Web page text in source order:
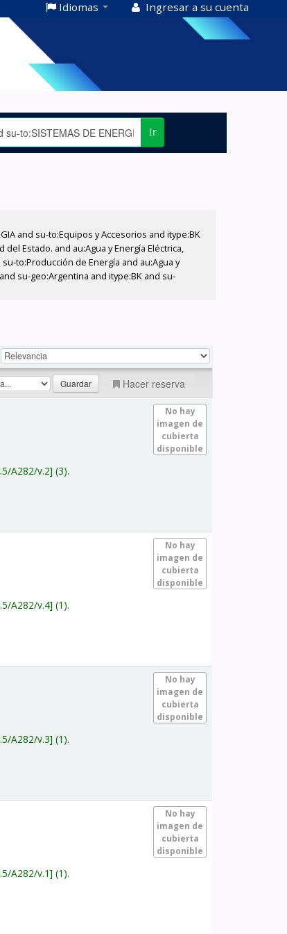
Idiomas Ingresar a su cuenta
Ir
and su-to:Equipos y Accesorios and itype:BK
Estado. and au:Agua y Energía Eléctrica,
to:Producción de Energía and au:Agua y
su-geo:Argentina and itype:BK and su-
Hacer reserva
No hay
imagen de
cubierta
disponible
A282/v.2 (3).
No hay
imagen de
cubierta
disponible
A282/v.4 (1).
No hay
imagen de
cubierta
disponible
A282/v.3 (1).
No hay
imagen de
cubierta
disponible
A282/v.1 (1).